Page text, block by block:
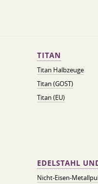
TITAN
Titan Halbzeuge
Titan (GOST)
Titan (EU)
EDELSTAHL
Nicht-Eisen-